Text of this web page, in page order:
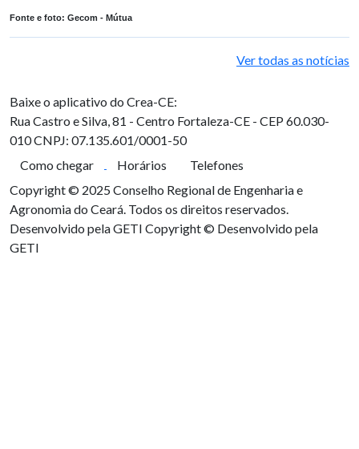
Fonte e foto: Gecom - Mútua
Ver todas as notícias
Baixe o aplicativo do Crea-CE:
Rua Castro e Silva, 81 - Centro Fortaleza-CE - CEP 60.030-
010CNPJ: 07.135.601/0001-50
Como chegar
Horários
Telefones
Copyright © 2025 Conselho Regional de Engenharia e
Agronomia do Ceará. Todos os direitos reservados.
Desenvolvido pela GETI Copyright © Desenvolvido pela
GETI